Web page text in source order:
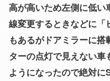
高が高いため左側に低
線変更するときなどに
もあるがドアミラーに
ターの点灯で見えない
ようになったので絶対